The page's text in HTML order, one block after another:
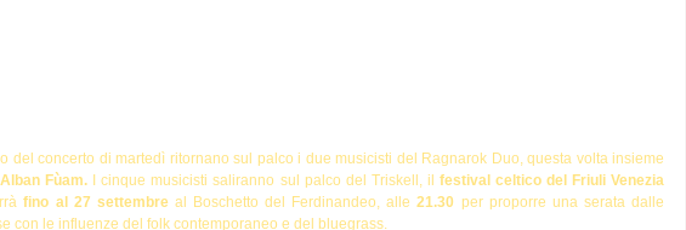
del concerto di martedì ritornano sul palco i due musicisti del Ragnarok Duo, questa volta insieme
Alban Fùam. I cinque musicisti saliranno sul palco del Triskell, il festival celtico del Friuli Venezia
fino al 27 settembre al Boschetto del Ferdinandeo, alle 21.30 per proporre una serata dalle
con le influenze del folk contemporaneo e del bluegrass.